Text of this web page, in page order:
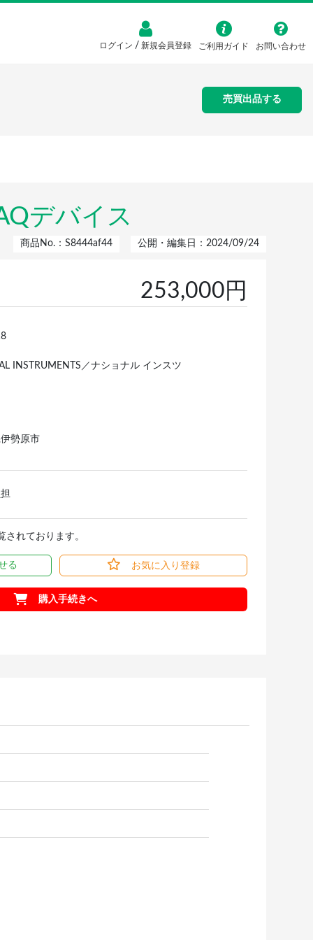
ログイン / 新規会員登録 ご利用ガイド お問い合わせ
売買出品する
デバイス
商品No.：S8444af44 公開・編集日：2024/09/24
253,000円
INSTRUMENTS／ナショナル インスツ
勢原市
されております。
る お気に入り登録
購入手続きへ